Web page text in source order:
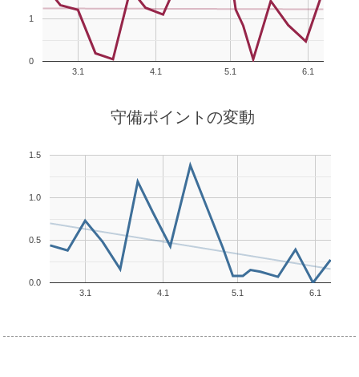
3.1 4.1 5.1 6.1
0
1
守備ポイントの変動
3.1 4.1 5.1 6.1
0.0
0.5
1.0
1.5